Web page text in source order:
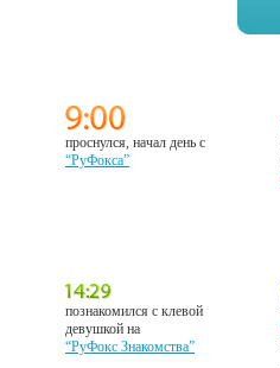
проснулся, начал день с
“РуФокса”
познакомился с клевой
девушкой на
“РуФокс Знакомства”